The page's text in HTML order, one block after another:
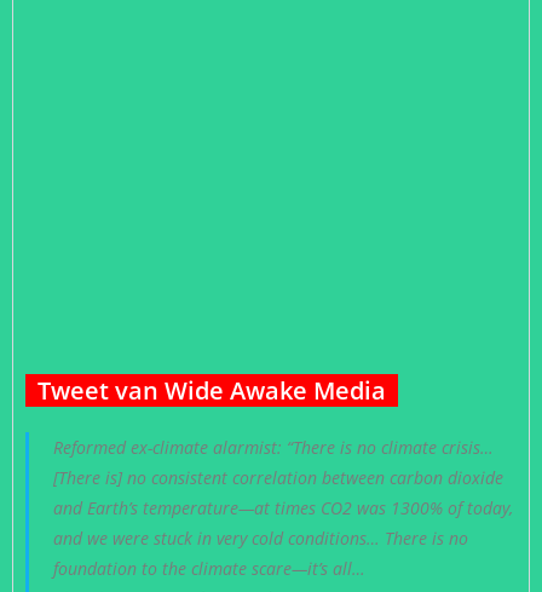
Tweet van Wide Awake Media
Reformed ex-climate alarmist: “There is no climate crisis…
[There is] no consistent correlation between carbon dioxide
and Earth’s temperature—at times CO2 was 1300% of today,
and we were stuck in very cold conditions… There is no
foundation to the climate scare—it’s all…